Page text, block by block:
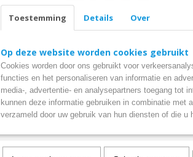
Acculader Axcell
Universele acculader van Axcell voor
scooter, motor,…
€ 39,95 €
Toestemming Details Over
Op deze website worden cookies gebruikt
Cookies worden door ons gebruikt voor
functies en het personaliseren van informatie en
media-, advertentie- en analysepartners toegang tot
kunnen deze informatie gebruiken in combinatie met
verzameld door uw gebruik van hun diensten of die u